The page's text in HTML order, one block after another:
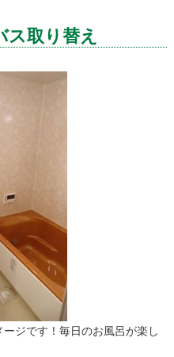
取り替え
ジです！毎日のお風呂が楽し